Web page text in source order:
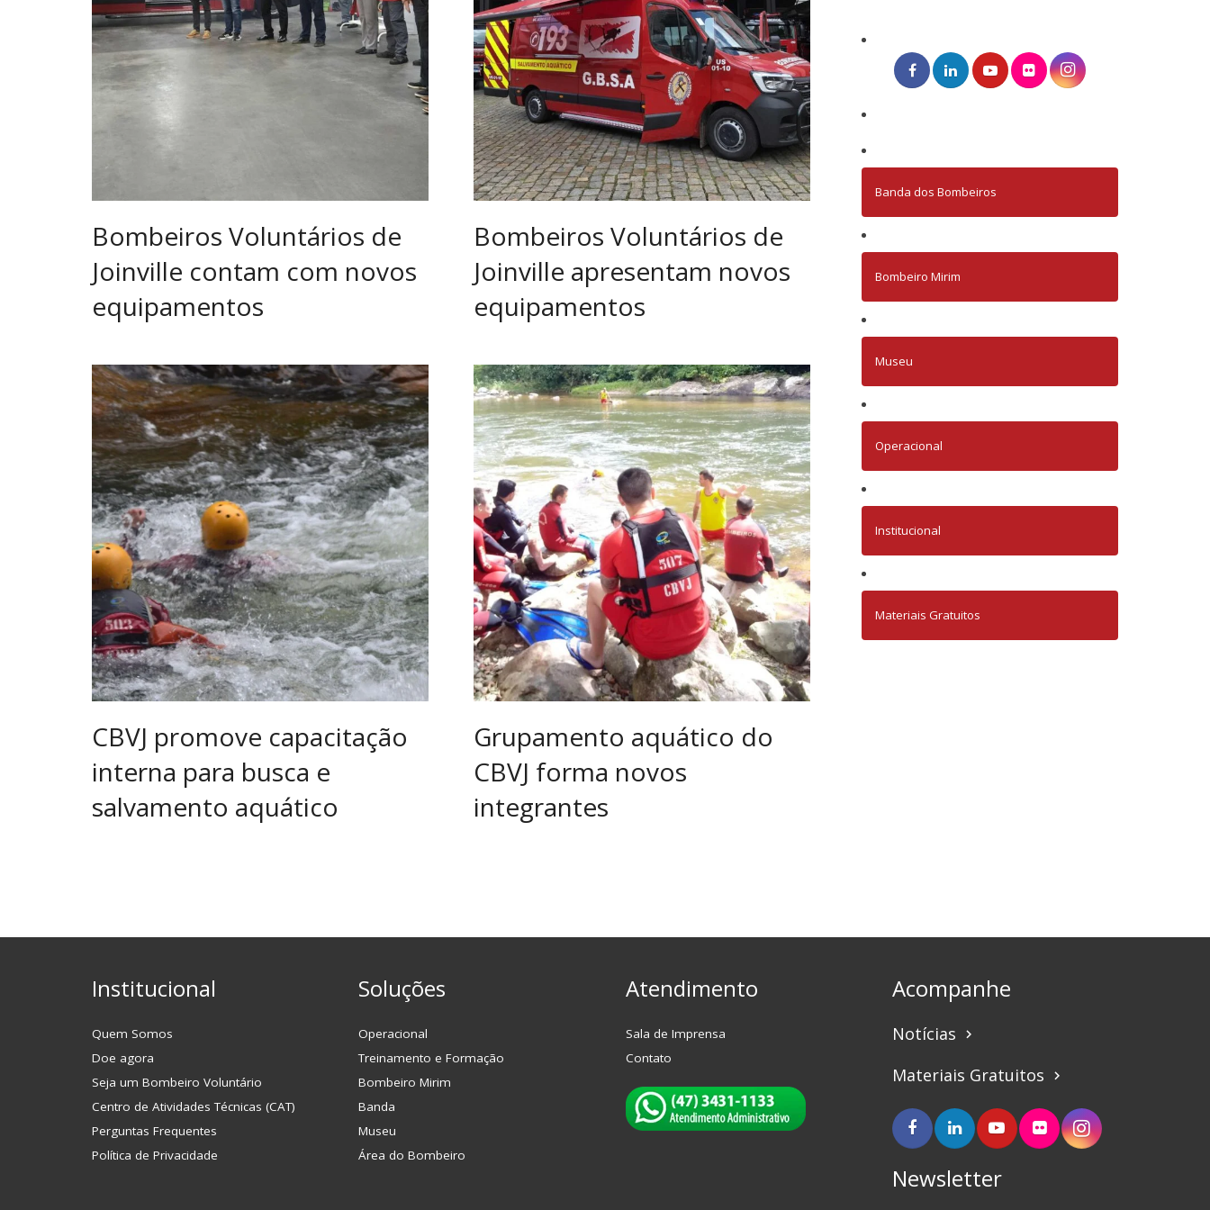
Bombeiros Voluntários de
Joinville contam com novos
equipamentos
Bombeiros Voluntários de
Joinville apresentam novos
equipamentos
CBVJ promove capacitação
interna para busca e
salvamento aquático
Grupamento aquático do
CBVJ forma novos
integrantes
Banda dos Bombeiros
Bombeiro Mirim
Museu
Operacional
Institucional
Materiais Gratuitos
Institucional
Quem Somos
Doe agora
Seja um Bombeiro Voluntário
Centro de Atividades Técnicas (CAT)
Perguntas Frequentes
Política de Privacidade
Soluções
Operacional
Treinamento e Formação
Bombeiro Mirim
Banda
Museu
Área do Bombeiro
Atendimento
Sala de Imprensa
Contato
Acompanhe
Notícias keyboard_arrow_right
Materiais Gratuitos keyboard_arrow_right
Newsletter